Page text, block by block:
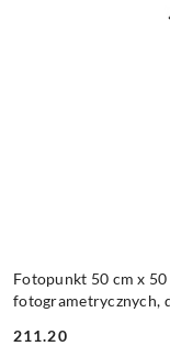
Fotopunkt 50 cm x
fotogrametrycznych,
211.20